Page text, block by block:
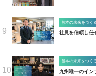
9
熊本の未来をつく
社員を信頼し任
10
熊本の未来をつく
九州唯一のイン